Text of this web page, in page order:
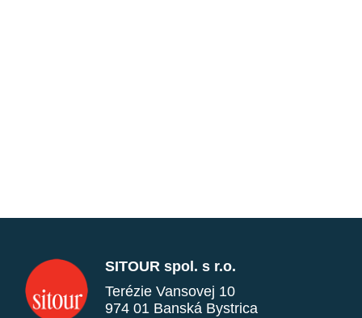
SITOUR spol. s r.o.
Terézie Vansovej 10
974 01 Banská Bystrica